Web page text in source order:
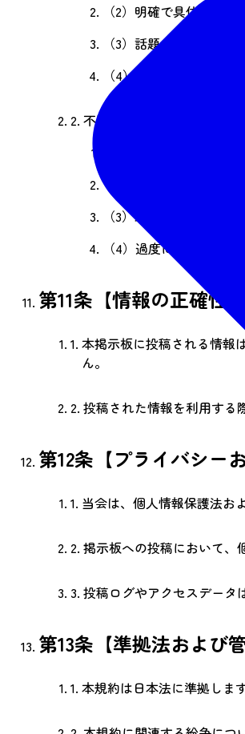
（2） 明確で具体的な情
（3） 話題が掲示板の趣
（4） 著作権を侵害し
2. 不適切な投稿の具体例は次
（2）
（3）政治的・宗教的な
（4） 過度に宣伝色の強
第11条【情報の正確性と
1. 本掲示板に投稿される情報
ん。
2. 投稿された情報を利用する
第12条【プライバシー
1. 当会は、個人情報保護法お
2. 掲示板への投稿において、
3. 投稿ログやアクセスデータ
第13条【準拠法および管
1. 本規約は日本法に準拠します